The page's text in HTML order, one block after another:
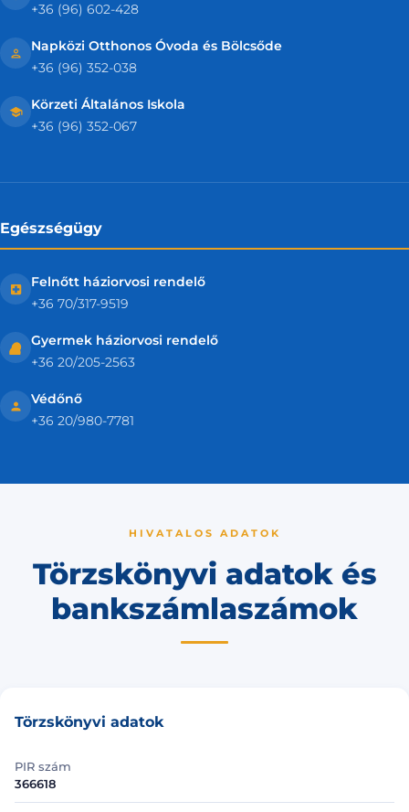
+36 (96) 602-428
Napközi Otthonos Óvoda és Bölcsőde
+36 (96) 352-038
Körzeti Általános Iskola
+36 (96) 352-067
Egészségügy
Felnőtt háziorvosi rendelő
+36 70/317-9519
Gyermek háziorvosi rendelő
+36 20/205-2563
Védőnő
+36 20/980-7781
HIVATALOS ADATOK
Törzskönyvi adatok és
bankszámlaszámok
Törzskönyvi adatok
PIR szám
366618